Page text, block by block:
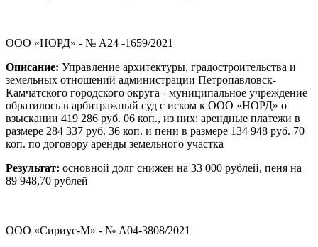
ООО «НОРД» - № А24 -1659/2021
Описание: Управление архитектуры, градостроительства и
земельных отношений администрации Петропавловск-
Камчатского городского округа - муниципальное учреждение
обратилось в арбитражный суд с иском к ООО «НОРД» о
взыскании 419 286 руб. 06 коп., из них: арендные платежи в
размере 284 337 руб. 36 коп. и пени в размере 134 948 руб. 70
коп. по договору аренды земельного участка
Результат: основной долг снижен на 33 000 рублей, пеня на
89 948,70 рублей
ООО «Сириус-М» - № А04-3808/2021